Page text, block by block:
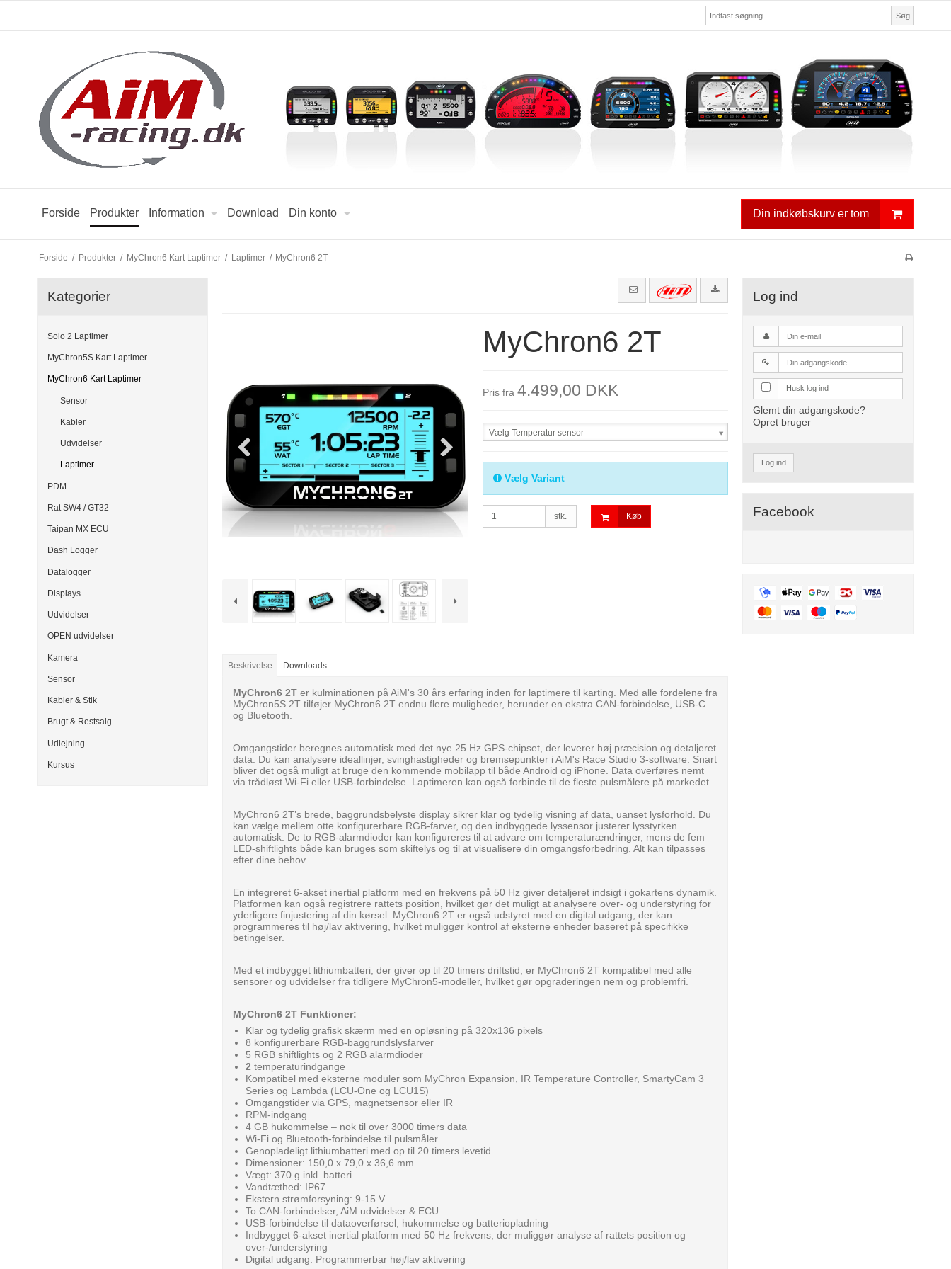
Søg
Forside Produkter Information Download Din konto Din indkøbskurv er tom
Forside / Produkter / MyChron6 Kart Laptimer / Laptimer / MyChron6 2T
Kategorier
Solo 2 Laptimer
MyChron5S Kart Laptimer
MyChron6 Kart Laptimer
Sensor
Kabler
Udvidelser
Laptimer
PDM
Rat SW4 / GT32
Taipan MX ECU
Dash Logger
Datalogger
Displays
Udvidelser
OPEN udvidelser
Kamera
Sensor
Kabler & Stik
Brugt & Restsalg
Udlejning
Kursus
MyChron6 2T
Pris fra 4.499,00 DKK
Vælg Temperatur sensor
Vælg Variant
stk. Køb
Beskrivelse Downloads
MyChron6 2Ter kulminationen på AiM's 30 års erfaring inden for laptimere til karting. Med alle fordelene fra
MyChron5S 2T tilføjer MyChron6 2T endnu flere muligheder, herunder en ekstra CAN-forbindelse, USB-C
og Bluetooth.
Omgangstider beregnes automatisk med det nye 25 Hz GPS-chipset, der leverer høj præcision og detaljeret
data. Du kan analysere ideallinjer, svinghastigheder og bremsepunkter i AiM's Race Studio 3-software. Snart
bliver det også muligt at bruge den kommende mobilapp til både Android og iPhone. Data overføres nemt
via trådløst Wi-Fi eller USB-forbindelse. Laptimeren kan også forbinde til de fleste pulsmålere på markedet.
MyChron6 2T’s brede, baggrundsbelyste display sikrer klar og tydelig visning af data, uanset lysforhold. Du
kan vælge mellem otte konfigurerbare RGB-farver, og den indbyggede lyssensor justerer lysstyrken
automatisk. De to RGB-alarmdioder kan konfigureres til at advare om temperaturændringer, mens de fem
LED-shiftlights både kan bruges som skiftelys og til at visualisere din omgangsforbedring. Alt kan tilpasses
efter dine behov.
En integreret 6-akset inertial platform med en frekvens på 50 Hz giver detaljeret indsigt i gokartens dynamik.
Platformen kan også registrere rattets position, hvilket gør det muligt at analysere over- og understyring for
yderligere finjustering af din kørsel. MyChron6 2T er også udstyret med en digital udgang, der kan
programmeres til høj/lav aktivering, hvilket muliggør kontrol af eksterne enheder baseret på specifikke
betingelser.
Med et indbygget lithiumbatteri, der giver op til 20 timers driftstid, er MyChron6 2T kompatibel med alle
sensorer og udvidelser fra tidligere MyChron5-modeller, hvilket gør opgraderingen nem og problemfri.
MyChron6 2T Funktioner:
Klar og tydelig grafisk skærm med en opløsning på 320x136 pixels
8 konfigurerbare RGB-baggrundslysfarver
5 RGB shiftlights og 2 RGB alarmdioder
2 temperaturindgange
Kompatibel med eksterne moduler som MyChron Expansion, IR Temperature Controller, SmartyCam 3
Series og Lambda (LCU-One og LCU1S)
Omgangstider via GPS, magnetsensor eller IR
RPM-indgang
4 GB hukommelse – nok til over 3000 timers data
Wi-Fi og Bluetooth-forbindelse til pulsmåler
Genopladeligt lithiumbatteri med op til 20 timers levetid
Dimensioner: 150,0 x 79,0 x 36,6 mm
Vægt: 370 g inkl. batteri
Vandtæthed: IP67
Ekstern strømforsyning: 9-15 V
To CAN-forbindelser, AiM udvidelser & ECU
USB-forbindelse til dataoverførsel, hukommelse og batteriopladning
Indbygget 6-akset inertial platform med 50 Hz frekvens, der muliggør analyse af rattets position og
over-/understyring
Digital udgang: Programmerbar høj/lav aktivering
Log ind
Husk log ind
Glemt din adgangskode?
Opret bruger
Log ind
Facebook